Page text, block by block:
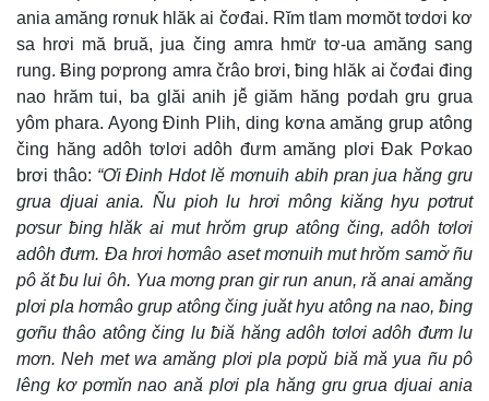
ania amăng rơnuk hlăk ai čơđai. Rĭm tlam mơmŏt tơdơi kơ
sa hrơi mă bruă, jua čing amra hmư̆ tơ-ua amăng sang
rung. Ƀing pơprong amra črâo brơi, ƀing hlăk ai čơđai đing
nao hrăm tui, ba glăi anih jê̆ giăm hăng pơdah gru grua
yôm phara. Ayong Đinh Plih, ding kơna amăng grup atông
čing hăng adôh tơlơi adôh đưm amăng plơi Đak Pơkao
brơi thâo: “Ơi Đinh Hdot lĕ mơnuih abih pran jua hăng gru
grua djuai ania. Ñu pioh lu hrơi mông kiăng hyu pơtrut
pơsur ƀing hlăk ai mut hrŏm grup atông čing, adôh tơlơi
adôh đưm. Đa hrơi hơmâo aset mơnuih mut hrŏm samơ̆ ñu
pô ăt ƀu lui ôh. Yua mơng pran gir run anun, ră anai amăng
plơi pla hơmâo grup atông čing juăt hyu atông na nao, ƀing
gơñu thâo atông čing lu ƀiă hăng adôh tơlơi adôh đưm lu
mơn. Neh met wa amăng plơi pla pơpŭ biă mă yua ñu pô
lêng kơ pơmĭn nao ană plơi pla hăng gru grua djuai ania